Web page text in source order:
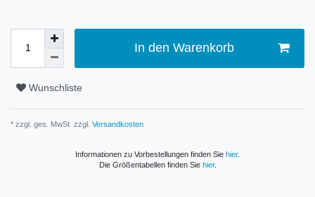
In den Warenkorb
Wunschliste
* zzgl. ges. MwSt. zzgl. Versandkosten
Informationen zu Vorbestellungen finden Sie hier.
Die Größentabellen finden Sie hier.